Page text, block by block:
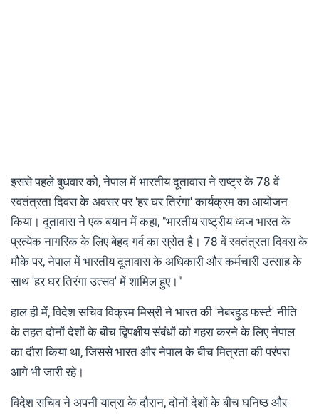
इससे पहले बुधवार को, नेपाल में भारतीय दूतावास ने राष्ट्र के 78 वें
स्वतंत्रता दिवस के अवसर पर 'हर घर तिरंगा' कार्यक्रम का आयोजन
किया। दूतावास ने एक बयान में कहा, "भारतीय राष्ट्रीय ध्वज भारत के
प्रत्येक नागरिक के लिए बेहद गर्व का स्रोत है। 78 वें स्वतंत्रता दिवस के
मौके पर, नेपाल में भारतीय दूतावास के अधिकारी और कर्मचारी उत्साह के
साथ 'हर घर तिरंगा उत्सव' में शामिल हुए।"
हाल ही में, विदेश सचिव विक्रम मिस्री ने भारत की 'नेबरहुड फर्स्ट' नीति
के तहत दोनों देशों के बीच द्विपक्षीय संबंधों को गहरा करने के लिए नेपाल
का दौरा किया था, जिससे भारत और नेपाल के बीच मित्रता की परंपरा
आगे भी जारी रहे।
विदेश सचिव ने अपनी यात्रा के दौरान, दोनों देशों के बीच घनिष्ठ और